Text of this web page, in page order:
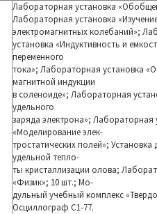
Лабораторная установка
Лабораторная установка
электромагнитных колебаний»;
установка «Индуктивность и
переменного
тока»; Лабораторная установка
магнитной индукции
в соленоиде»; Лабораторная
удельного
заряда электрона»; Лабораторная
«Моделирование элек-
тростатических полей»; Установка
удельной тепло-
ты кристаллизации олова;
«Физик»; 10 шт.; Мо-
дульный учебный комплекс
Осциллограф С1-77.